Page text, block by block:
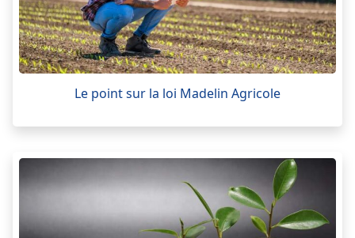
Le point sur la loi Madelin Agricole